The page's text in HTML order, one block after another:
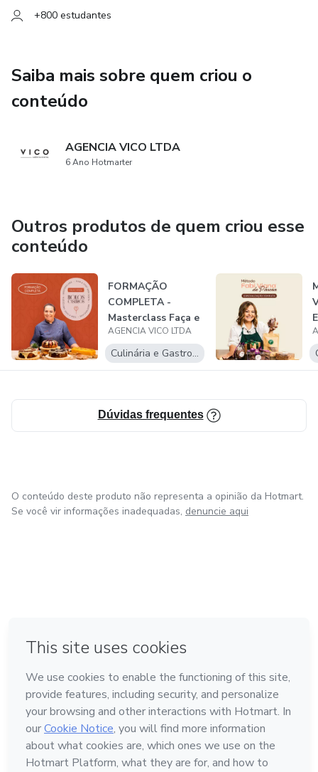
+800 estudantes
Saiba mais sobre quem criou o
conteúdo
AGENCIA VICO LTDA
6 Ano Hotmarter
Outros produtos de quem criou esse
conteúdo
FORMAÇÃO
COMPLETA -
Masterclass Faça e
Venda Bolos
Caseiros
AGENCIA VICO LTDA
Culinária e Gastronomia
Dúvidas frequentes
O conteúdo deste produto não representa a opinião da Hotmart.
Se você vir informações inadequadas, denuncie aqui
Feito com ❤ em Bogotá
Conheça a Hotmart
Idioma